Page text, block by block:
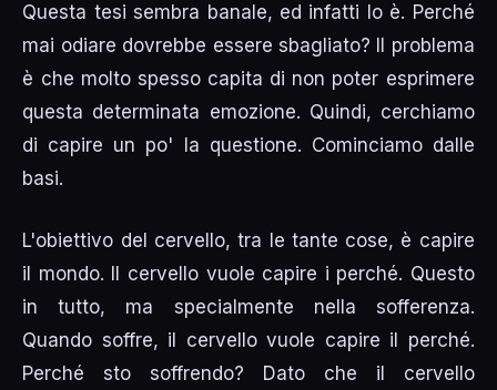
Questa tesi sembra banale, ed infatti lo è. Perché
mai odiare dovrebbe essere sbagliato? Il problema
è che molto spesso capita di non poter esprimere
questa determinata emozione. Quindi, cerchiamo
di capire un po' la questione. Cominciamo dalle
basi.
L'obiettivo del cervello, tra le tante cose, è capire
il mondo. Il cervello vuole capire i perché. Questo
in tutto, ma specialmente nella sofferenza.
Quando soffre, il cervello vuole capire il perché.
Perché sto soffrendo? Dato che il cervello